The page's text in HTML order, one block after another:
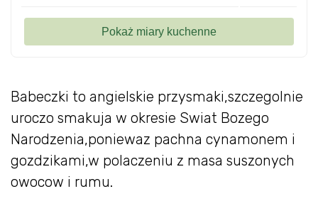
Babeczki to angielskie przysmaki,szczegolnie
uroczo smakuja w okresie Swiat Bozego
Narodzenia,poniewaz pachna cynamonem i
gozdzikami,w polaczeniu z masa suszonych
owocow i rumu.